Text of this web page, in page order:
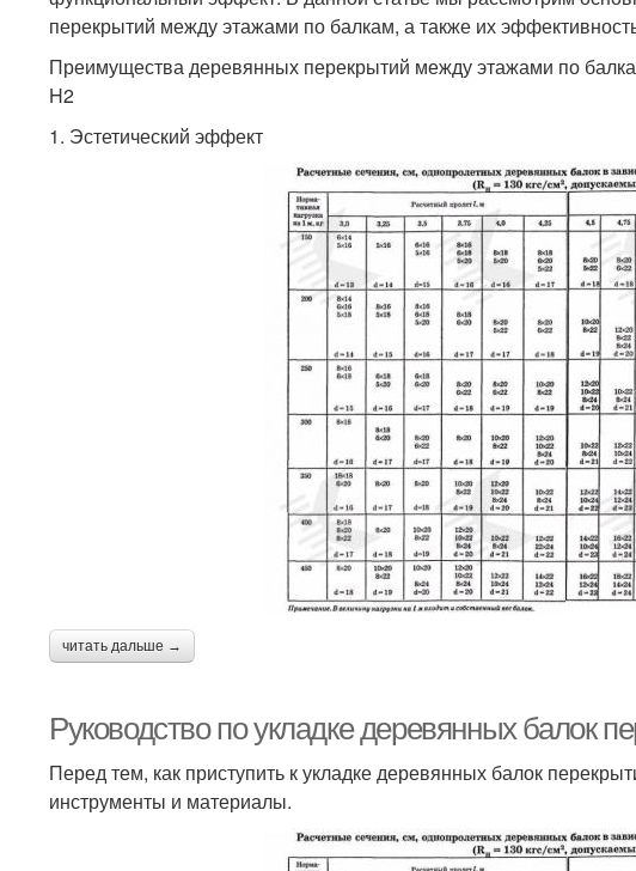
перекрытий между этажами по балкам, а также их эффективность
Преимущества деревянных перекрытий между этажами по
H2
1. Эстетический эффект
читать дальше →
Руководство по укладке деревянных балок
Перед тем, как приступить к укладке деревянных балок
инструменты и материалы.